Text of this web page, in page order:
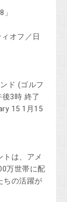
オフ／日
ド (ゴルフ
3時 終了
15 1月15
トは、アメ
万世帯に配
ちの活躍が